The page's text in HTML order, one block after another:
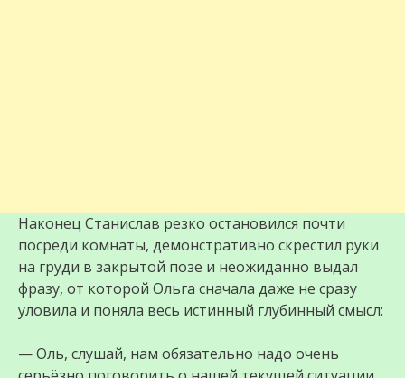
Наконец Станислав резко остановился почти
посреди комнаты, демонстративно скрестил руки
на груди в закрытой позе и неожиданно выдал
фразу, от которой Ольга сначала даже не сразу
уловила и поняла весь истинный глубинный смысл:
— Оль, слушай, нам обязательно надо очень